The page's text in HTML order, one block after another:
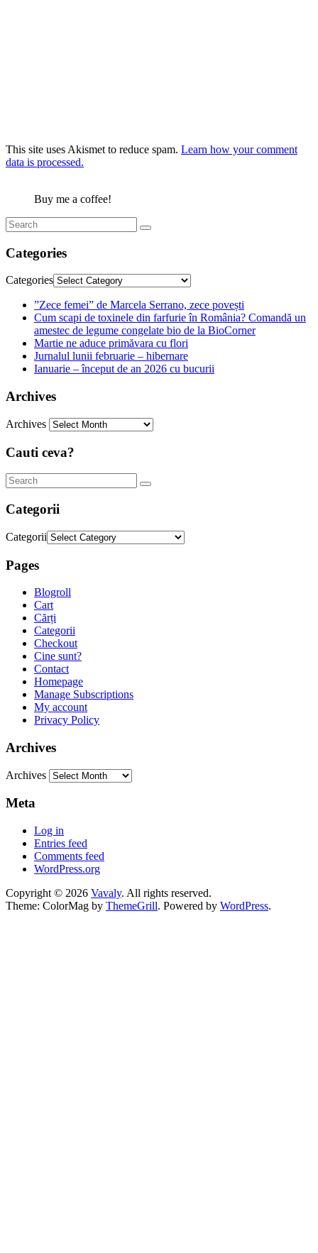
This site uses Akismet to reduce spam. Learn how your comment
data is processed.
Buy me a coffee!
Categories
Categories
”Zece femei” de Marcela Serrano, zece povești
Cum scapi de toxinele din farfurie în România? Comandă un
amestec de legume congelate bio de la BioCorner
Martie ne aduce primăvara cu flori
Jurnalul lunii februarie – hibernare
Ianuarie – început de an 2026 cu bucurii
Archives
Archives
Cauti ceva?
Categorii
Categorii
Pages
Blogroll
Cart
Cărți
Categorii
Checkout
Cine sunt?
Contact
Homepage
Manage Subscriptions
My account
Privacy Policy
Archives
Archives
Meta
Log in
Entries feed
Comments feed
WordPress.org
Copyright © 2026 Vavaly. All rights reserved.
Theme: ColorMag by ThemeGrill. Powered by WordPress.